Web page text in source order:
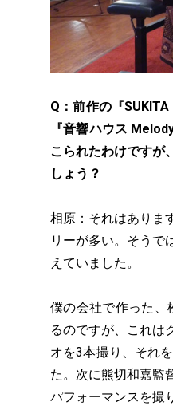
Q：前作の『
『音響ハウス
こられたわけですが
しょう？
相原：それはありま
リーが多い。そうで
えていました。
僕の会社で作った、
るのですが、これは
オを3本撮り、それ
た。次に熊切和嘉監
パフォーマンスを撮